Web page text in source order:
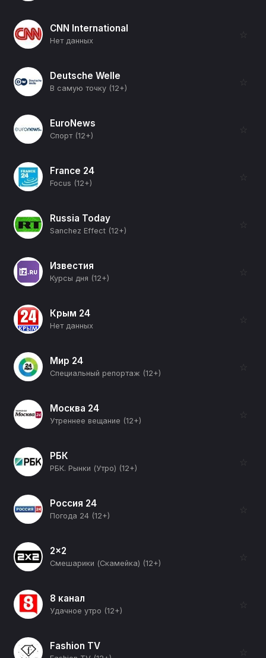
CNN International
Нет данных
☆
Deutsche Welle
В самую точку (12+)
☆
EuroNews
Спорт (12+)
☆
France 24
Focus (12+)
☆
Russia Today
Sanchez Effect (12+)
☆
Известия
Курсы дня (12+)
☆
Крым 24
Нет данных
☆
Мир 24
Специальный репортаж (12+)
☆
Москва 24
Утреннее вещание (12+)
☆
РБК
РБК. Рынки (Утро) (12+)
☆
Россия 24
Погода 24 (12+)
☆
2x2
Смешарики (Скамейка) (12+)
☆
8 канал
Удачное утро (12+)
☆
Fashion TV ☆